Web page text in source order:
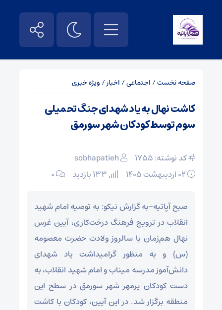
صفحه نخست/ اجتماعی/ اخبار/ ویژه خبری
کاشت نهال به یاد شهدای جنگ تحمیلی
سوم توسط کودکان شهر سورمق
کد نوشته: 1755
sobhapatieh
۰
صبح آپاتیه-به گزارش نیکو: به توصیه امام شهید
انقلاب در ترویج فرهنگ درخت‌کاری، آیین غرس
نهال هم‌زمان با سالروز ولادت حضرت معصومه
(س) و به منظور گرامیداشت یاد شهدای
دانش‌آموز مدرسه میناب و امام شهید انقلاب، به
دست کودکان پرمهر شهر سورمق در سطح این
منطقه برگزار شد. در این آیین، کودکان با کاشت